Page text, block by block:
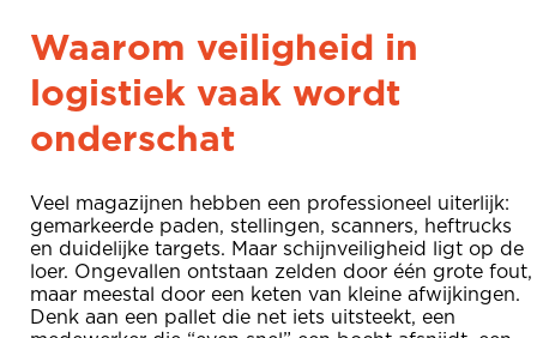
Waarom veiligheid in
logistiek vaak wordt
onderschat
Veel magazijnen hebben een professioneel uiterlijk:
gemarkeerde paden, stellingen, scanners, heftrucks
en duidelijke targets. Maar schijnveiligheid ligt op de
loer. Ongevallen ontstaan zelden door één grote fout,
maar meestal door een keten van kleine afwijkingen.
Denk aan een pallet die net iets uitsteekt, een